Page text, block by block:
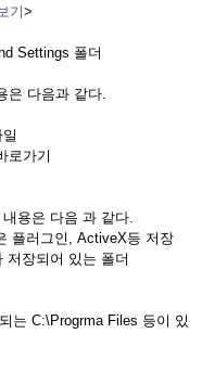
기>
Settings 폴더
은 다음과 같다.
로가기
용은 다음 과 같다.
플러그인, ActiveX등 저장
저장되어 있는 폴더
는 C:\Progrma Files 등이 있